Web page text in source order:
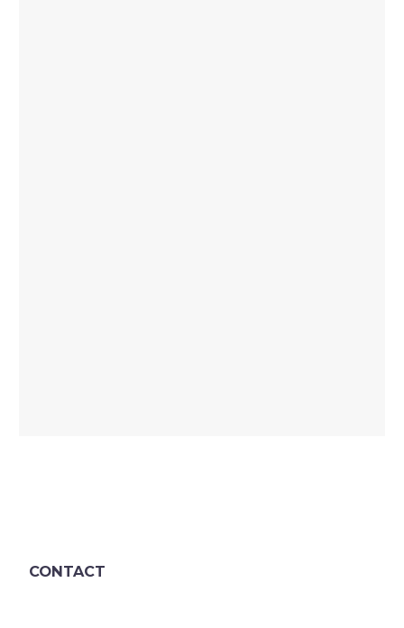
CONTACT